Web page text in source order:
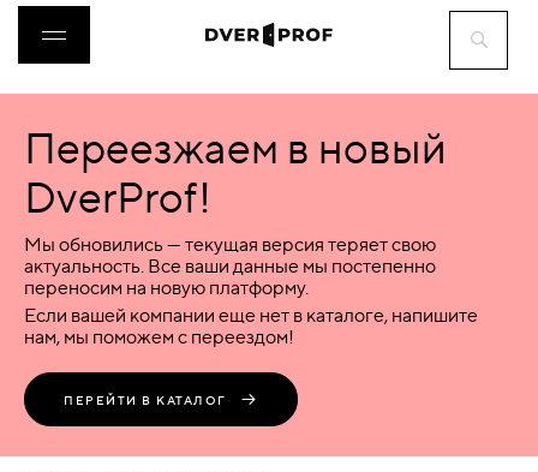
ДВЕРИ
ФУРНИТУРА
ВОРОТА
ПЕРЕГОРОДКИ
Переезжаем в новый
DverProf!
Мы обновились — текущая версия теряет свою
актуальность. Все ваши данные мы постепенно
переносим на новую платформу.
Если вашей компании еще нет в каталоге, напишите
нам, мы поможем с переездом!
ПЕРЕЙТИ В КАТАЛОГ